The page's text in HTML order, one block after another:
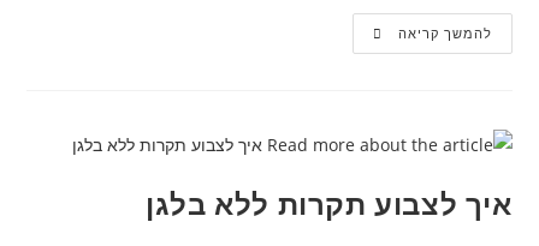
להמשך קריאה
איך לצבוע תקרות ללא בלגן